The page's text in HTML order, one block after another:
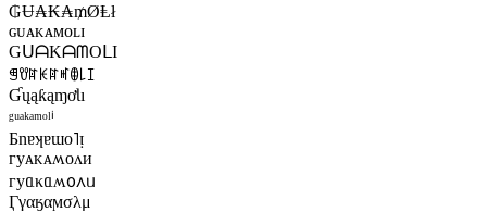
₲Ʉ₳₭₳₥ØⱠł
ɢᴜᴀᴋᴀᴍᴏʟɪ
GᑌᗩKᗩᗰOᒪI
ꁅꀎꍏꀘꍏꎭꂦ꒒ꀤ
ƓųąƙąɱơƖı
ᵍᵘᵃᵏᵃᵐᵒˡⁱ
Ƃnɐʞɐɯo˥ᴉ
ᴦуᴀᴋᴀʍᴏᴧи
ᴦуᥲκᥲʍ᧐᧘ᥙ
Ӷγαӄαϻσλμ